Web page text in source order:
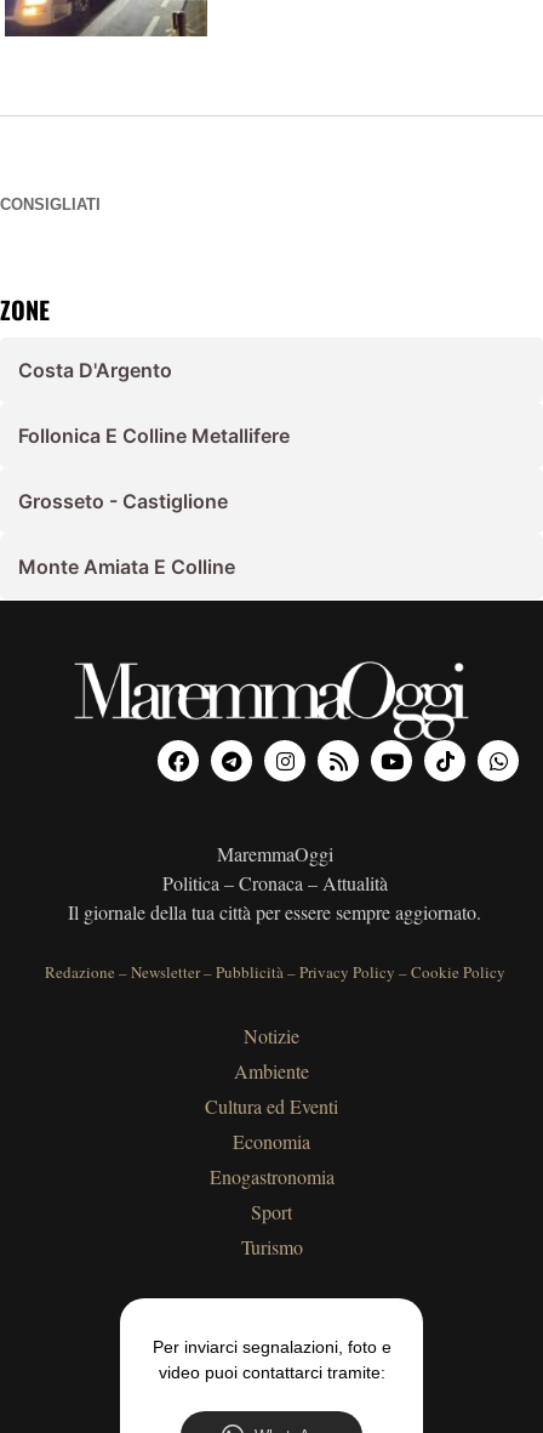
CONSIGLIATI
ZONE
Costa D'Argento
Follonica E Colline Metallifere
Grosseto - Castiglione
Monte Amiata E Colline
MaremmaOggi
Politica – Cronaca – Attualità
Il giornale della tua città per essere sempre aggiornato.
Redazione –Newsletter–Pubblicità–Privacy Policy –Cookie Policy
Notizie
Ambiente
Cultura ed Eventi
Economia
Enogastronomia
Sport
Turismo
Per inviarci segnalazioni, foto e
video puoi contattarci tramite: